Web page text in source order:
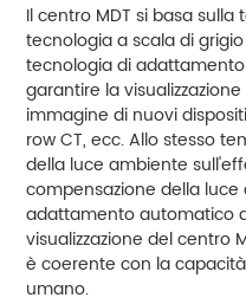
Il centro MDT si basa sulla
tecnologia a scala di
tecnologia di
garantire la
immagine di nuovi
row CT, ecc. Allo stesso
della luce ambiente
compensazione della
adattamento automatico
visualizzazione del centro
è coerente con la
umano.